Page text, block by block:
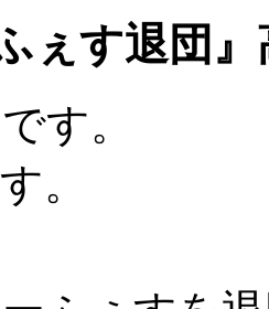
ぇす退団』
す。
。